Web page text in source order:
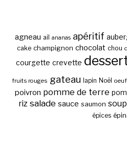
agneau ail ananas apéritif
cake champignon chocolat chou
courgette crevette
fruits rouges gateau lapin Noël oeuf
poivron pomme de terre
riz salade sauce saumon
épices